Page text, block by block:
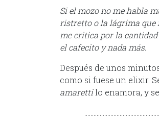
Si el mozo no me habla
ristretto o la lágrima que
me critica por la cantidad
el cafecito y nada más.
Después de unos
como si fuese un elixir.
amarettilo enamora, y